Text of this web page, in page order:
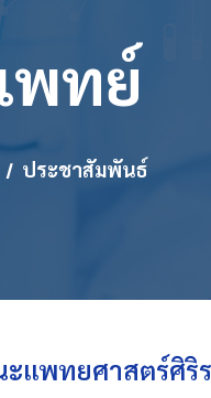
พทย์
ประชาสัมพันธ์
แพทยศาสตร์ศิ